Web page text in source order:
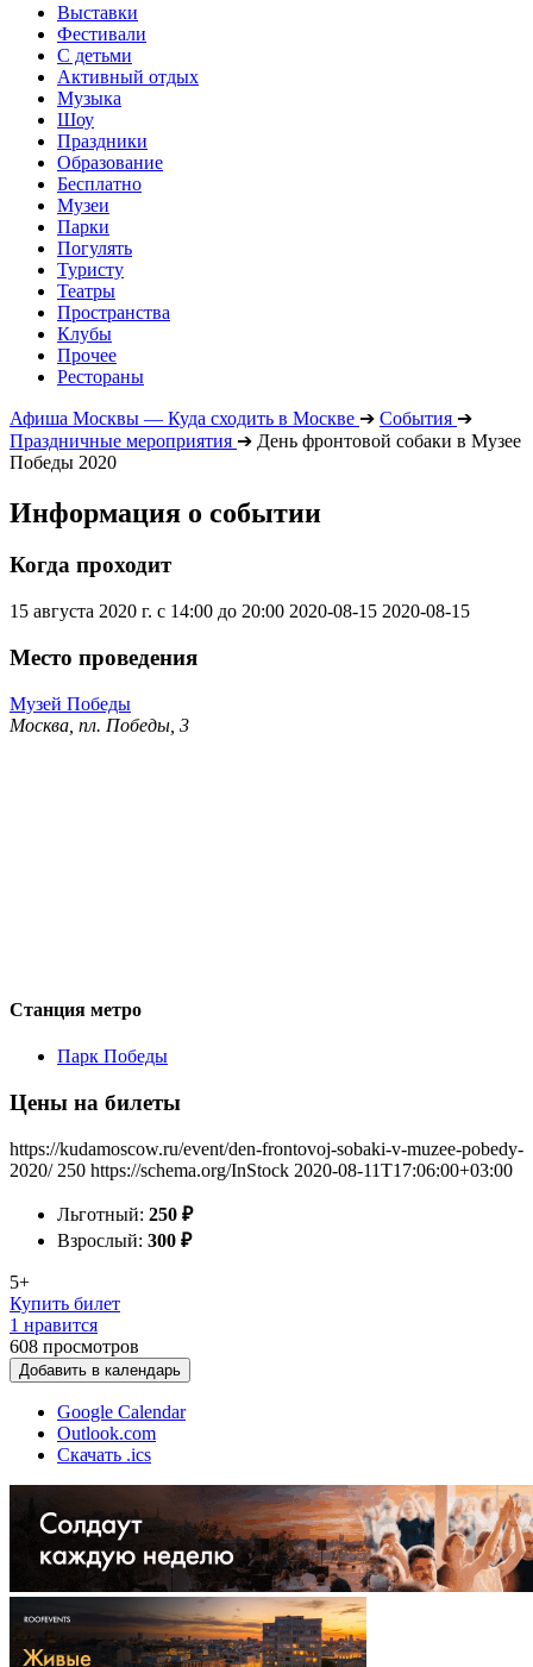
Выставки
Фестивали
С детьми
Активный отдых
Музыка
Шоу
Праздники
Образование
Бесплатно
Музеи
Парки
Погулять
Туристу
Театры
Пространства
Клубы
Прочее
Рестораны
Афиша Москвы — Куда сходить в Москве ➔ События ➔
Праздничные мероприятия ➔ День фронтовой собаки в Музее
Победы 2020
Информация о событии
Когда проходит
15 августа 2020 г. с 14:00 до 20:00 2020-08-15 2020-08-15
Место проведения
Музей Победы
Москва, пл. Победы, 3
Станция метро
Парк Победы
Цены на билеты
https://kudamoscow.ru/event/den-frontovoj-sobaki-v-muzee-pobedy-
2020/ 250 https://schema.org/InStock 2020-08-11T17:06:00+03:00
Льготный: 250 ₽
Взрослый: 300 ₽
5+
Купить билет
1 нравится
608 просмотров
Добавить в календарь
Google Calendar
Outlook.com
Скачать .ics